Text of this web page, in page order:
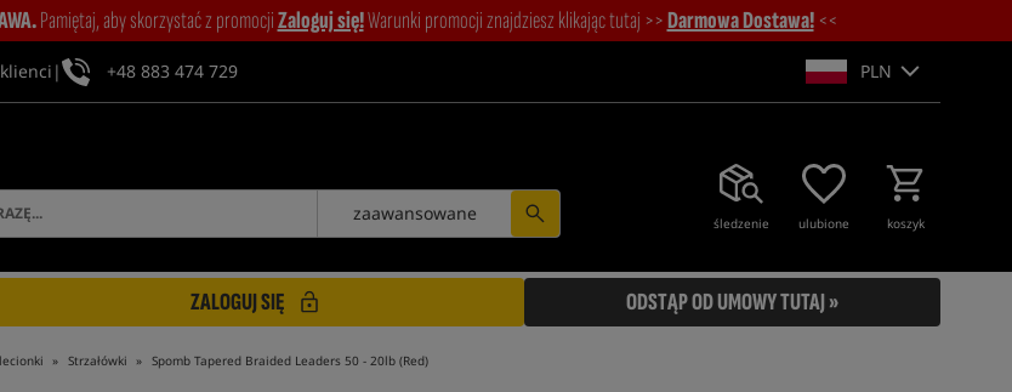
Pamiętaj, aby skorzystać z promocjiZaloguj się!Warunki promocji znajdziesz klikając tutaj >>Darmowa Dostawa! <<
| +48 883 474 729 PLN
śledzenie ulubione koszyk
zaawansowane
ZALOGUJ SIĘ ODSTĄP OD UMOWY TUTAJ »
Strzałówki Spomb Tapered Braided Leaders 50 - 20lb (Red)